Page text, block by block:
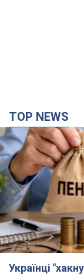
TOP NEWS
Українці